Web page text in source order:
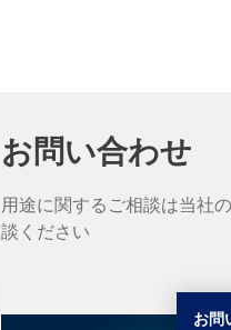
お問い合わせ
用途に関するご相談は当社
談ください
お問